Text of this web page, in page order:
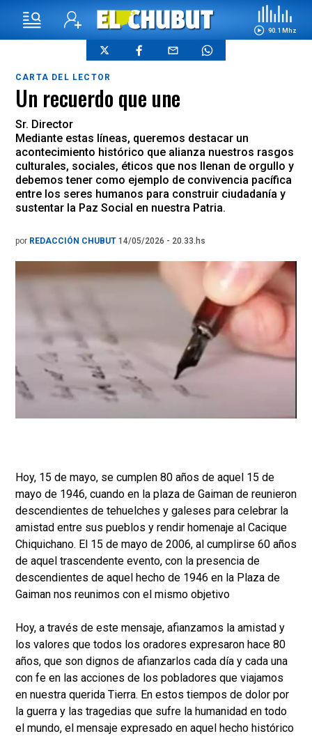
90.1 Mhz
CARTA DEL LECTOR
Un recuerdo que une
Sr. Director
Mediante estas líneas, queremos destacar un
acontecimiento histórico que alianza nuestros rasgos
culturales, sociales, éticos que nos llenan de orgullo y
debemos tener como ejemplo de convivencia pacífica
entre los seres humanos para construir ciudadanía y
sustentar la Paz Social en nuestra Patria.
por REDACCIÓN CHUBUT 14/05/2026 - 20.33.hs
Hoy, 15 de mayo, se cumplen 80 años de aquel 15 de
mayo de 1946, cuando en la plaza de Gaiman de reunieron
descendientes de tehuelches y galeses para celebrar la
amistad entre sus pueblos y rendir homenaje al Cacique
Chiquichano. El 15 de mayo de 2006, al cumplirse 60 años
de aquel trascendente evento, con la presencia de
descendientes de aquel hecho de 1946 en la Plaza de
Gaiman nos reunimos con el mismo objetivo
Hoy, a través de este mensaje, afianzamos la amistad y
los valores que todos los oradores expresaron hace 80
años, que son dignos de afianzarlos cada día y cada una
con fe en las acciones de los pobladores que viajamos
en nuestra querida Tierra. En estos tiempos de dolor por
la guerra y las tragedias que sufre la humanidad en todo
el mundo, el mensaje expresado en aquel hecho histórico